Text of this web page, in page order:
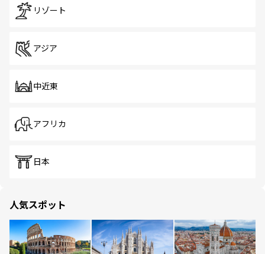
リゾート
アジア
中近東
アフリカ
日本
人気スポット